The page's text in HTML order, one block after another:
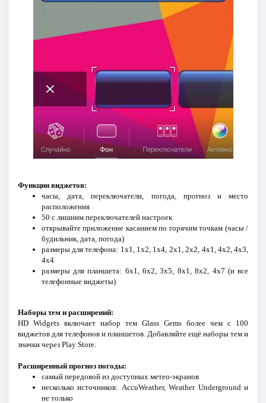
Функции виджетов:
часы, дата, переключатели, погода, прогноз и место
расположения
50 с лишним переключателей настроек
открывайте приложение касанием по горячим точкам (часы /
будильник, дата, погода)
размеры для телефона: 1x1, 1x2, 1x4, 2x1, 2x2, 4x1, 4x2, 4x3,
4x4
размеры для планшета: 6x1, 6x2, 3x5, 8x1, 8x2, 4x7 (и все
телефонные виджеты)
Наборы тем и расширений:
HD Widgets включает набор тем Glass Gems более чем с 100
виджетов для телефонов и планшетов. Добавляйте ещё наборы тем и
значки через Play Store.
Расширенный прогноз погоды:
самый передовой из доступных метео-экранов
несколько источников: AccuWeather, Weather Underground и
не только